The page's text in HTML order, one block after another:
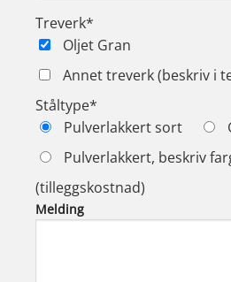
Treverk*
Oljet Gran
Annet treverk (beskriv i
Ståltype*
Pulverlakkert sort
Pulverlakkert, beskriv
(tilleggskostnad)
Melding